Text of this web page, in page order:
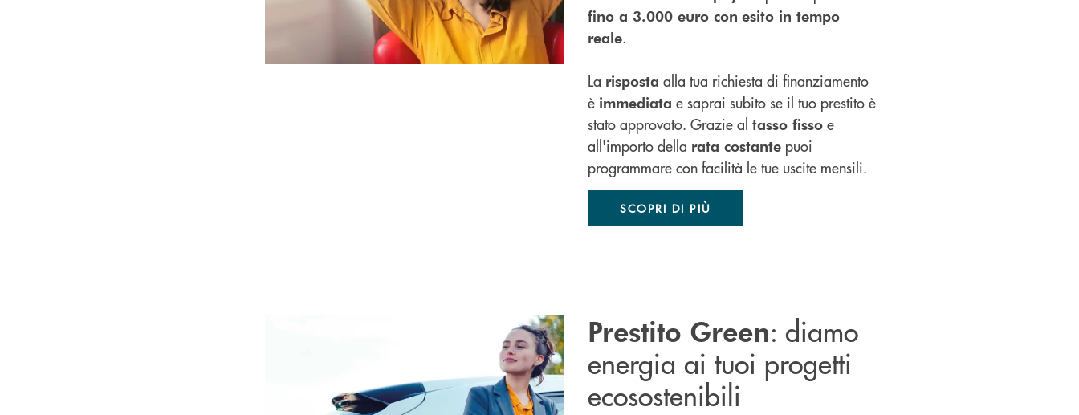
fino a 3.000 euro con esito in tempo
reale.
La risposta alla tua richiesta di finanziamento
è immediata e saprai subito se il tuo prestito è
stato approvato. Grazie al tasso fissoe
all'importo della rata costantepuoi
programmare con facilità le tue uscite mensili.
SCOPRI DI PIÙ
Prestito Green: diamo
energia ai tuoi progetti
ecosostenibili